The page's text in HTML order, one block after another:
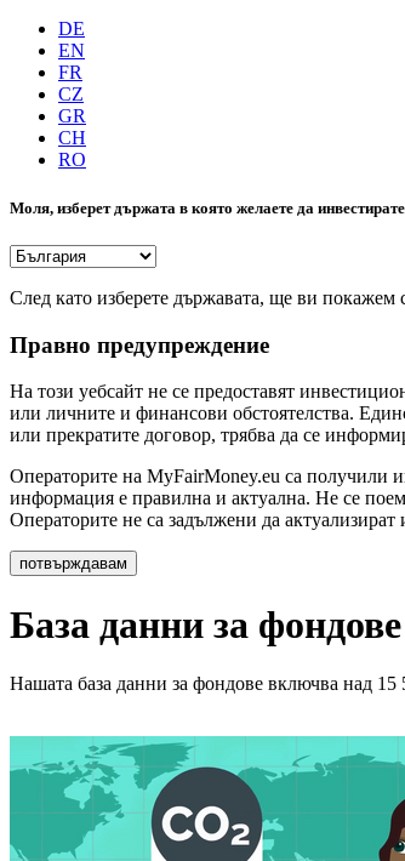
DE
EN
FR
CZ
GR
CH
RO
Моля, изберет държата в която желаете да инвестирате
След като изберете държавата, ще ви
Правно предупреждение
На този уебсайт не се предоставят
или личните и финансови обстоятелства.
или прекратите договор, трябва да се
Операторите на MyFairMoney.eu са получили
информация е правилна и актуална. Не се
Операторите не са задължени да
База данни за фондове
Нашата база данни за фондове включва над